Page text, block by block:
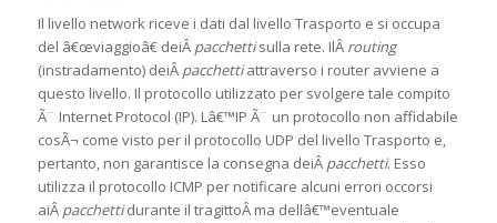
Il livello network riceve i dati dal livello Trasporto e si occupa
del â€œviaggioâ€ deiÂ pacchettisulla rete. IlÂ routing
(instradamento) deiÂ pacchettiattraverso i router avviene a
questo livello. Il protocollo utilizzato per svolgere tale compito
Ã¨ Internet Protocol (IP). Lâ€™IP Ã¨ un protocollo non affidabile
cosÃ¬ come visto per il protocollo UDP del livello Trasporto e,
pertanto, non garantisce la consegna deiÂ pacchetti. Esso
utilizza il protocollo ICMP per notificare alcuni errori occorsi
aiÂ pacchettidurante il tragittoÂ ma dellâ€™eventuale